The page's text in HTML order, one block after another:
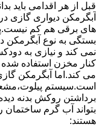
قبل از هر اقدامی باید
آبگرمکن دیواری گازی
های برقی هم کم
بستگی به نوع آبگرمکن
نمی کند و نیازی به
کنار مخزن استفاده شده
می کند.اما آبگرمکن
است.سیستم
برداشتن روکش بدنه
بتواند آب گرم ساختمان
هستند: